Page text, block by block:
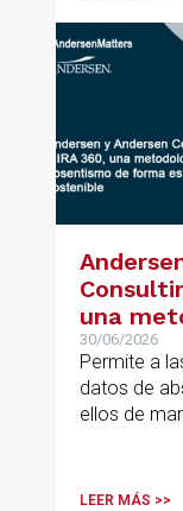
una
reducir
forma
30/06/2026
Permite a
datos de
ellos de
LEER MÁS >>